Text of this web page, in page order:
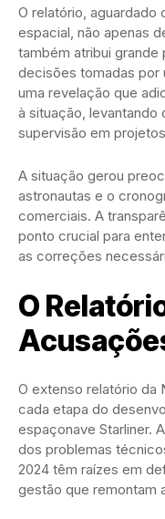
O relatório,
espacial, não apenas
também atribui grande
decisões tomadas por
uma revelação que
à situação, levantando
supervisão em
A situação gerou
astronautas e o
comerciais. A
ponto crucial para
as correções
O
O extenso relatório da
cada etapa do
espaçonave Starliner.
dos problemas
2024 têm raízes em
gestão que remontam